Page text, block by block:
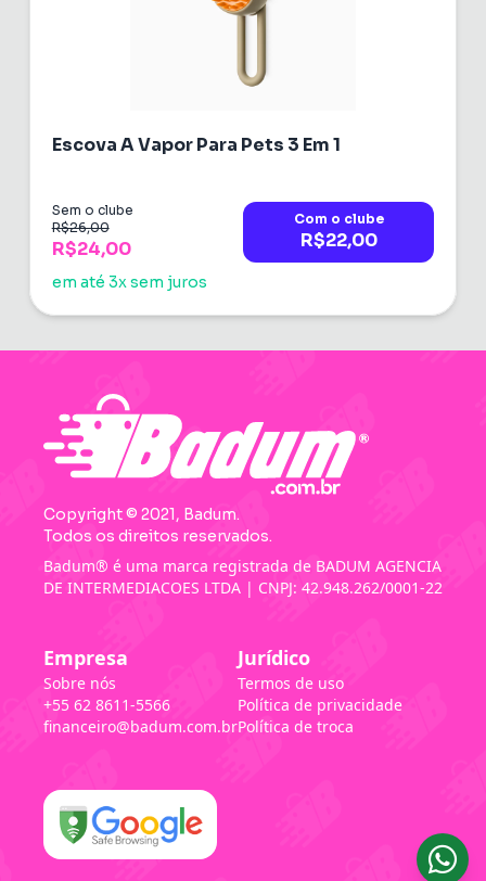
Escova A Vapor Para Pets 3 Em 1
Sem o clube
R$26,00
R$24,00
Com o clube
R$22,00
em até 3x sem juros
Copyright © 2021, Badum.
Todos os direitos reservados.
Badum® é uma marca registrada de BADUM AGENCIA
DE INTERMEDIACOES LTDA | CNPJ: 42.948.262/0001-22
Empresa
Sobre nós
+55 62 8611-5566
financeiro@badum.com.br
Jurídico
Termos de uso
Política de privacidade
Política de troca